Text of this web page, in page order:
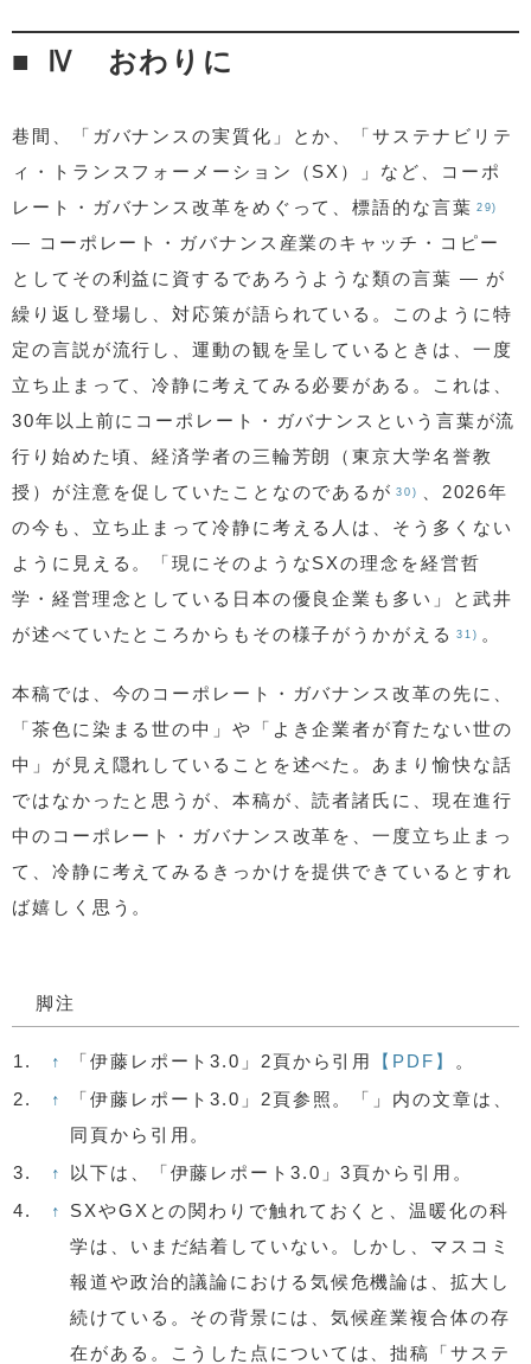
Ⅳ おわりに
巷間、「ガバナンスの実質化」とか、「サステナビリテ
ィ・トランスフォーメーション（SX）」など、コーポ
レート・ガバナンス改革をめぐって、標語的な言葉 29)
— コーポレート・ガバナンス産業のキャッチ・コピー
としてその利益に資するであろうような類の言葉 — が
繰り返し登場し、対応策が語られている。このように特
定の言説が流行し、運動の観を呈しているときは、一度
立ち止まって、冷静に考えてみる必要がある。これは、
30年以上前にコーポレート・ガバナンスという言葉が流
行り始めた頃、経済学者の三輪芳朗（東京大学名誉教
授）が注意を促していたことなのであるが 30)
、2026年
の今も、立ち止まって冷静に考える人は、そう多くない
ように見える。「現にそのようなSXの理念を経営哲
学・経営理念としている日本の優良企業も多い」と武井
が述べていたところからもその様子がうかがえる
31) 。
本稿では、今のコーポレート・ガバナンス改革の先に、
「茶色に染まる世の中」や「よき企業者が育たない世の
中」が見え隠れしていることを述べた。あまり愉快な話
ではなかったと思うが、本稿が、読者諸氏に、現在進行
中のコーポレート・ガバナンス改革を、一度立ち止まっ
て、冷静に考えてみるきっかけを提供できているとすれ
ば嬉しく思う。
脚注
1. ↑ 「伊藤レポート3.0」2頁から引用 【PDF】
。
2.
↑
「伊藤レポート3.0」2頁参照。「」内の文章は、
同頁から引用。
3.
↑
以下は、「伊藤レポート3.0」3頁から引用。
4.
↑
SXやGXとの関わりで触れておくと、温暖化の科
学は、いまだ結着していない。しかし、マスコミ
報道や政治的議論における気候危機論は、拡大し
続けている。その背景には、気候産業複合体の存
在がある。こうした点については、拙稿「サステ